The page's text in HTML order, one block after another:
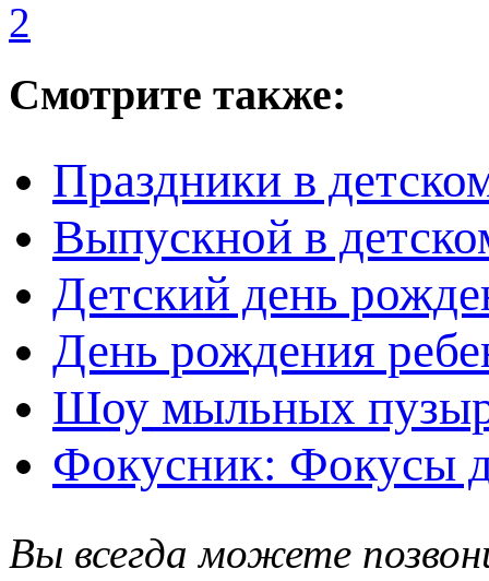
Смотрите также:
Праздники в
Выпускной в
Детский день
День рождения
Шоу мыльных
Фокусник: Фокусы
Вы всегда можете